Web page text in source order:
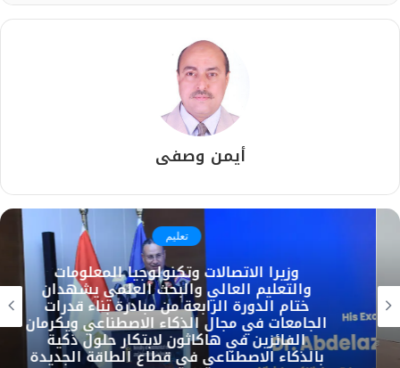
أيمن وصفى
تعليم
وزيرا الاتصالات وتكنولوجيا المعلومات
والتعليم العالي والبحث العلمي يشهدان
ختام الدورة الرابعة من مبادرة بناء قدرات
الجامعات في مجال الذكاء الاصطناعي ويكرمان
الفائزين في هاكاثون لابتكار حلول ذكية
بالذكاء الاصطناعي في قطاع الطاقة الجديدة